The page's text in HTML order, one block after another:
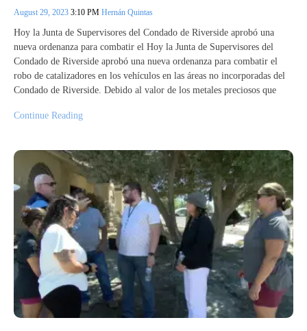
August 29, 2023 3:10 PM Hernán Quintas
Hoy la Junta de Supervisores del Condado de Riverside aprobó una
nueva ordenanza para combatir el Hoy la Junta de Supervisores del
Condado de Riverside aprobó una nueva ordenanza para combatir el
robo de catalizadores en los vehículos en las áreas no incorporadas del
Condado de Riverside. Debido al valor de los metales preciosos que
Continue Reading